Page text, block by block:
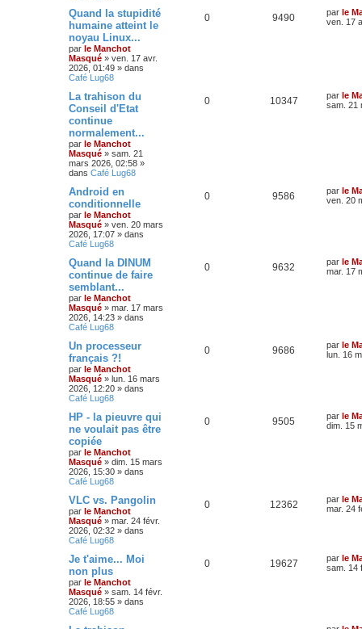
Quand la stupidité
humaine atteint le
noyau Linux...
par le Manchot
Masqué » ven. 17 avr.
2026, 01:49 » dans
Café Lug68
0 9490 par le
ven. 17
La trahison du
Conseil d'Etat
continue
normalement...
par le Manchot
Masqué » sam. 21
mars 2026, 02:58 »
dans Café Lug68
0 10347 par le
sam. 21
Android en
conditionnelle
par le Manchot
Masqué » ven. 20 mars
2026, 17:07 » dans
Café Lug68
0 9586 par le
ven. 20
Quand la DINUM
continue de faire
semblant...
par le Manchot
Masqué » mar. 17 mars
2026, 14:23 » dans
Café Lug68
0 9632 par le
mar. 17
Un processeur
français ?!
par le Manchot
Masqué » lun. 16 mars
2026, 12:20 » dans
Café Lug68
0 9686 par le
lun. 16
HP - la pieuvre qui
ne voulait pas être
copiée
par le Manchot
Masqué » dim. 15 mars
2026, 15:30 » dans
Café Lug68
0 9505 par le
dim. 15
VLC vs. Pangolin
par le Manchot
Masqué » mar. 24 févr.
2026, 02:32 » dans
Café Lug68
0 12362 par le
mar. 24
Je t'aime... Moi
non plus
par le Manchot
Masqué » sam. 14 févr.
2026, 18:55 » dans
Café Lug68
0 19627 par le
sam. 14